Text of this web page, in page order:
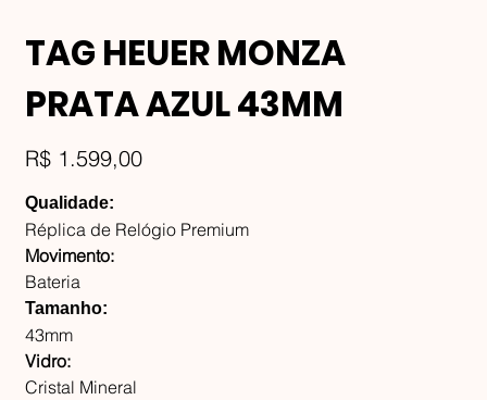
TAG HEUER MONZA
PRATA AZUL 43MM
Preço
R$ 1.599,00
Qualidade:
Réplica de Relógio Premium
Movimento:
Bateria
Tamanho:
43mm
Vidro:
Cristal Mineral